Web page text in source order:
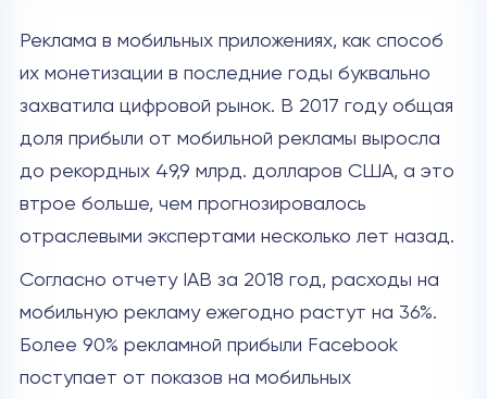
Реклама в мобильных приложениях, как способ
их монетизации в последние годы буквально
захватила цифровой рынок. В 2017 году общая
доля прибыли от мобильной рекламы выросла
до рекордных 49,9 млрд. долларов США, а это
втрое больше, чем прогнозировалось
отраслевыми экспертами несколько лет назад.
Согласно отчету IAB за 2018 год, расходы на
мобильную рекламу ежегодно растут на 36%.
Более 90% рекламной прибыли Facebook
поступает от показов на мобильных